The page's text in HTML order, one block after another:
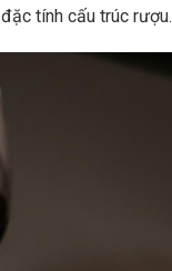
tính cấu trúc rượu.